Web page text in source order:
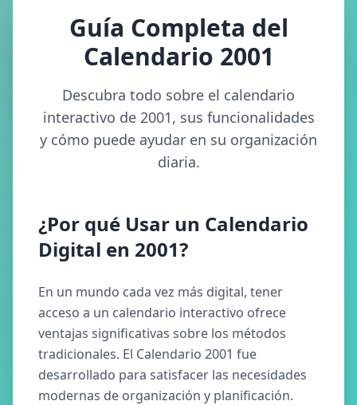
Guía Completa del
Calendario 2001
Descubra todo sobre el calendario
interactivo de 2001, sus funcionalidades
y cómo puede ayudar en su organización
diaria.
¿Por qué Usar un Calendario
Digital en 2001?
En un mundo cada vez más digital, tener
acceso a un calendario interactivo ofrece
ventajas significativas sobre los métodos
tradicionales. El Calendario 2001 fue
desarrollado para satisfacer las necesidades
modernas de organización y planificación.